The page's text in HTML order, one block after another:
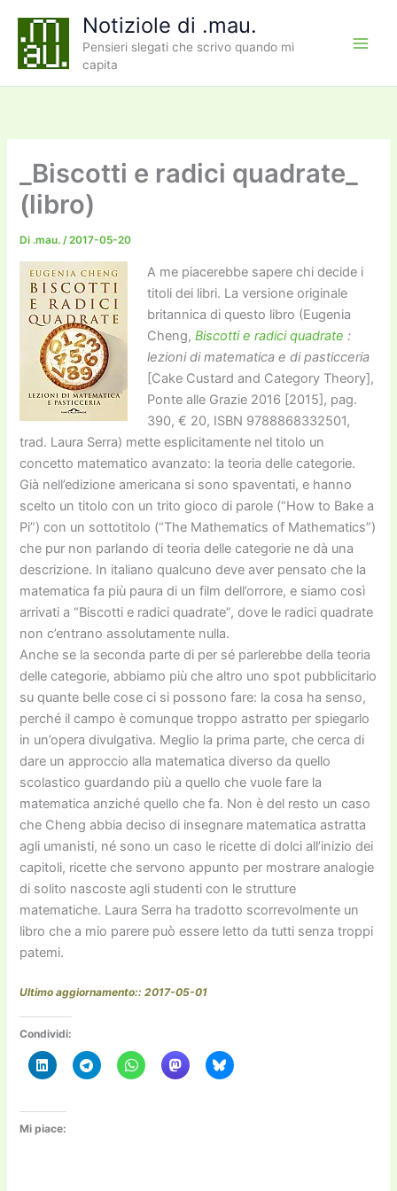
contenuto
Notiziole di .mau.
Pensieri slegati che scrivo quando mi
capita
_Biscotti e radici quadrate_
(libro)
Di .mau./2017-05-20
A me piacerebbe sapere chi decide i
titoli dei libri. La versione originale
britannica di questo libro (Eugenia
Cheng,Biscotti e radici quadrate :
lezioni di matematica e di pasticceria
[Cake Custard and Category Theory],
Ponte alle Grazie 2016 [2015], pag.
390, € 20, ISBN 9788868332501,
trad. Laura Serra) mette esplicitamente nel titolo un
concetto matematico avanzato: la teoria delle categorie.
Già nell’edizione americana si sono spaventati, e hanno
scelto un titolo con un trito gioco di parole (“How to Bake a
Pi”) con un sottotitolo (“The Mathematics of Mathematics”)
che pur non parlando di teoria delle categorie ne dà una
descrizione. In italiano qualcuno deve aver pensato che la
matematica fa più paura di un film dell’orrore, e siamo così
arrivati a “Biscotti e radici quadrate”, dove le radici quadrate
non c’entrano assolutamente nulla.
Anche se la seconda parte di per sé parlerebbe della teoria
delle categorie, abbiamo più che altro uno spot pubblicitario
su quante belle cose ci si possono fare: la cosa ha senso,
perché il campo è comunque troppo astratto per spiegarlo
in un’opera divulgativa. Meglio la prima parte, che cerca di
dare un approccio alla matematica diverso da quello
scolastico guardando più a quello che vuole fare la
matematica anziché quello che fa. Non è del resto un caso
che Cheng abbia deciso di insegnare matematica astratta
agli umanisti, né sono un caso le ricette di dolci all’inizio dei
capitoli, ricette che servono appunto per mostrare analogie
di solito nascoste agli studenti con le strutture
matematiche. Laura Serra ha tradotto scorrevolmente un
libro che a mio parere può essere letto da tutti senza troppi
patemi.
Ultimo aggiornamento:: 2017-05-01
Condividi:
Mi piace: